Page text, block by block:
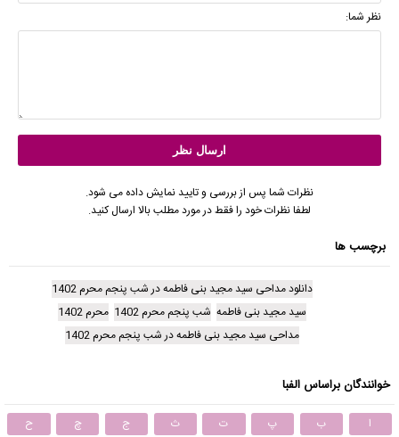
نظر شما:
نظرات شما پس از بررسی و تایید نمایش داده می شود.
لطفا نظرات خود را فقط در مورد مطلب بالا ارسال کنید.
برچسب ها
دانلود مداحی سید مجید بنی فاطمه در شب پنجم محرم 1402
سید مجید بنی فاطمه شب پنجم محرم 1402
محرم 1402
مداحی سید مجید بنی فاطمه در شب پنجم محرم 1402
خوانندگان براساس الفبا
ا ب پ ت ث ج چ
ح